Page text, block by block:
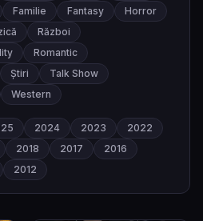
Familie Fantasy
Horror
Război
Romantic
Știri
Talk Show
Western
2024 2023
2022
2018 2017
2016
2012